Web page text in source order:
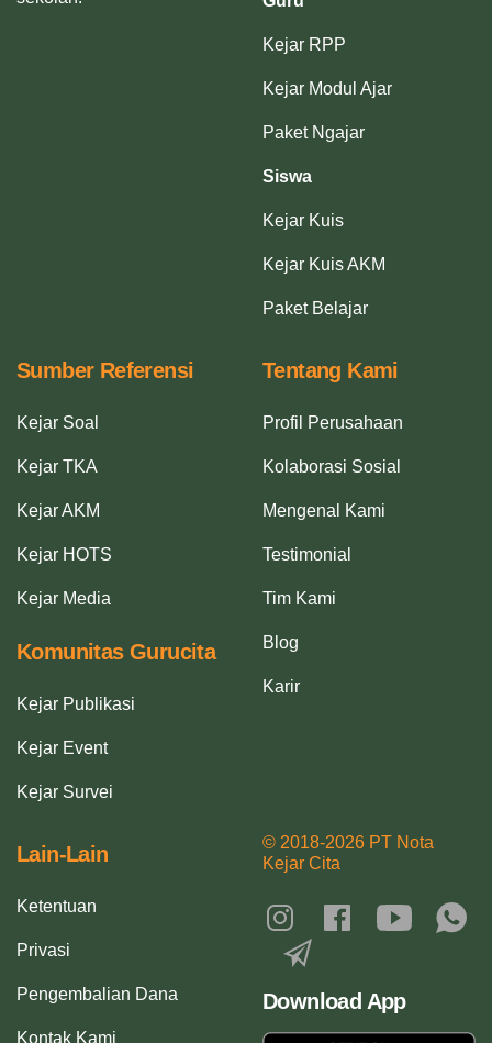
Kejar RPP
Kejar Modul Ajar
Paket Ngajar
Siswa
Kejar Kuis
Kejar Kuis AKM
Paket Belajar
Sumber Referensi
Kejar Soal
Kejar TKA
Kejar AKM
Kejar HOTS
Kejar Media
Komunitas Gurucita
Kejar Publikasi
Kejar Event
Kejar Survei
Tentang Kami
Profil Perusahaan
Kolaborasi Sosial
Mengenal Kami
Testimonial
Tim Kami
Blog
Karir
Lain-Lain
Ketentuan
Privasi
Pengembalian Dana
Kontak Kami
© 2018-2026 PT Nota
Kejar Cita
Download App